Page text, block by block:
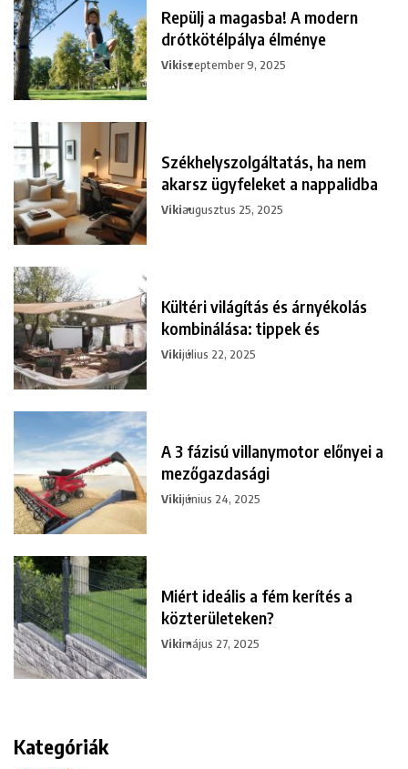
Repülj a magasba! A modern
drótkötélpálya élménye
Vikiszeptember 9, 2025
Székhelyszolgáltatás, ha nem
akarsz ügyfeleket a nappalidba
Vikiaugusztus 25, 2025
Kültéri világítás és árnyékolás
kombinálása: tippek és
Vikijúlius 22, 2025
A 3 fázisú villanymotor előnyei a
mezőgazdasági
Vikijúnius 24, 2025
Miért ideális a fém kerítés a
közterületeken?
Vikimájus 27, 2025
Kategóriák